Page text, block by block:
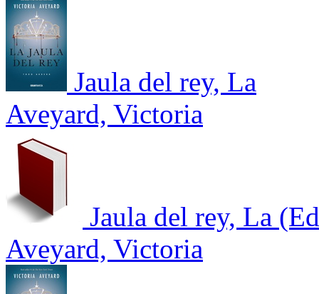
Jaula del rey, La
Aveyard, Victoria
Jaula del rey, La
Aveyard, Victoria